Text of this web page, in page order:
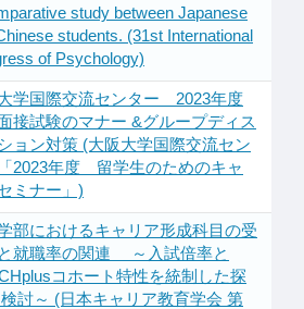
study between Japanese
students. (31st International
of Psychology)
学国際交流センター 2023年度
接試験のマナー &グループディス
ョン対策 (大阪大学国際交流セン
2023年度 留学生のためのキャ
ミナー」)
部におけるキャリア形成科目の受
就職率の関連 ～入試倍率と
コホート特性を統制した探
討～ (日本キャリア教育学会 第